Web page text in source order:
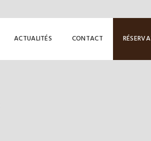
ACTUALITÉS CONTACT